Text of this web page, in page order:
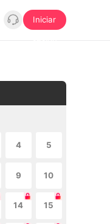
Iniciar
4 5
9 10
14 15